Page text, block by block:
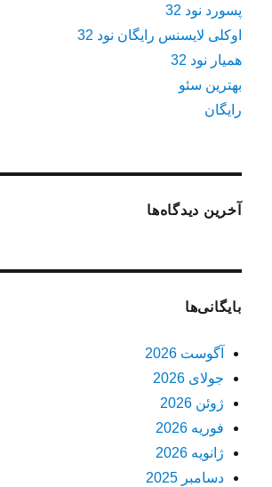
پسورد نود 32
اوکلی لایسنس رایگان نود 32
همیار نود 32
بهترین سئو
رایگان
آخرین دیدگاه‌ها
بایگانی‌ها
آگوست 2026
جولای 2026
ژوئن 2026
فوریه 2026
ژانویه 2026
دسامبر 2025